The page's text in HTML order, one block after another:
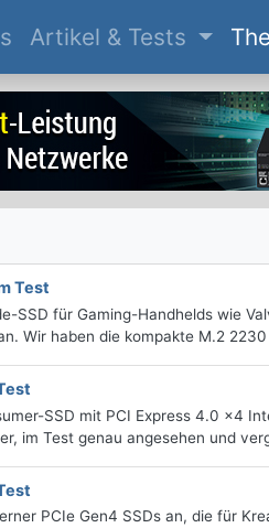
(current)
Artikel & Tests
Test
SSD für Gaming-Handhelds wie
Wir haben die kompakte M.2
SSD mit PCI Express 4.0 x4
im Test genau angesehen und
PCIe Gen4 SSDs an, die für